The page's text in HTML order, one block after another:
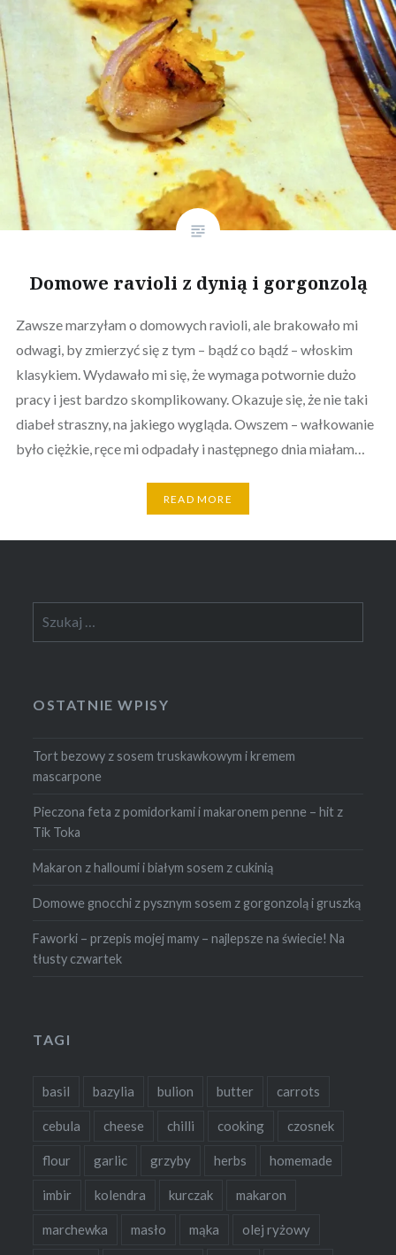
Domowe ravioli z dynią i gorgonzolą
Zawsze marzyłam o domowych ravioli, ale brakowało mi
odwagi, by zmierzyć się z tym – bądź co bądź – włoskim
klasykiem. Wydawało mi się, że wymaga potwornie dużo
pracy i jest bardzo skomplikowany. Okazuje się, że nie taki
diabeł straszny, na jakiego wygląda. Owszem – wałkowanie
było ciężkie, ręce mi odpadały i następnego dnia miałam…
READ MORE
OSTATNIE WPISY
Tort bezowy z sosem truskawkowym i kremem
mascarpone
Pieczona feta z pomidorkami i makaronem penne – hit z
Tik Toka
Makaron z halloumi i białym sosem z cukinią
Domowe gnocchi z pysznym sosem z gorgonzolą i gruszką
Faworki – przepis mojej mamy – najlepsze na świecie! Na
tłusty czwartek
TAGI
basil bazylia bulion butter carrots
cebula cheese chilli cooking czosnek
flour garlic grzyby herbs homemade
imbir kolendra kurczak makaron
marchewka masło mąka olej ryżowy